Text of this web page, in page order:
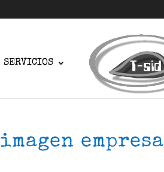
SERVICIOS
imagen empresa